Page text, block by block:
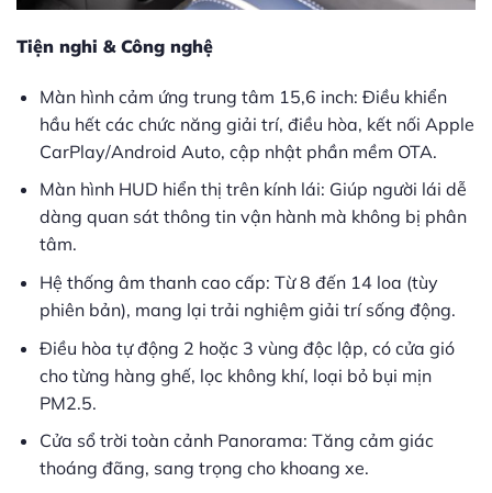
Tiện nghi & Công nghệ
Màn hình cảm ứng trung tâm 15,6 inch: Điều khiển
hầu hết các chức năng giải trí, điều hòa, kết nối Apple
CarPlay/Android Auto, cập nhật phần mềm OTA.
Màn hình HUD hiển thị trên kính lái: Giúp người lái dễ
dàng quan sát thông tin vận hành mà không bị phân
tâm.
Hệ thống âm thanh cao cấp: Từ 8 đến 14 loa (tùy
phiên bản), mang lại trải nghiệm giải trí sống động.
Điều hòa tự động 2 hoặc 3 vùng độc lập, có cửa gió
cho từng hàng ghế, lọc không khí, loại bỏ bụi mịn
PM2.5.
Cửa sổ trời toàn cảnh Panorama: Tăng cảm giác
thoáng đãng, sang trọng cho khoang xe.